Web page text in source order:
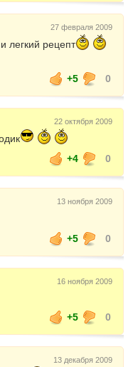
27 февраля 2009
легкий рецепт
+5 0
22 октября 2009
+4
0
13 ноября 2009
+5
0
16 ноября 2009
+5
0
13 декабря 2009